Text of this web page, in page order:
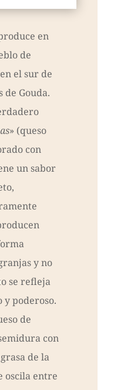
en
de
el sur de
de Gouda.
» (queso
con
un sabor
y no
se refleja
y poderoso.
de
con
de la
oscila entre